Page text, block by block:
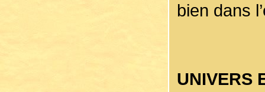
bien dans
UNIVERS